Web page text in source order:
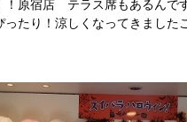
！原宿店 テラス席もあるん
ったり！涼しくなってきました